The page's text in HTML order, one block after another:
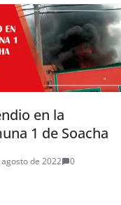
en la
1 de Soacha
de 2022 0